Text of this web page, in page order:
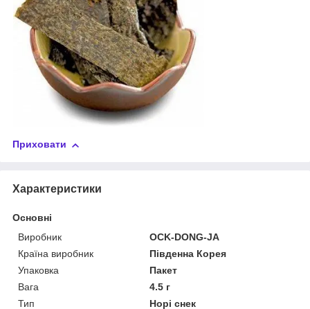
Приховати
Характеристики
Основні
Виробник
OCK-DONG-JA
Країна виробник
Південна Корея
Упаковка
Пакет
Вага
4.5 г
Тип
Норі снек